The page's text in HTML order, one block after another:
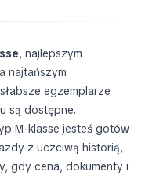
, najlepszym
najtańszym
egzemplarze
są dostępne.
M-klasse jesteś gotów
z uczciwą historią,
gdy cena, dokumenty i